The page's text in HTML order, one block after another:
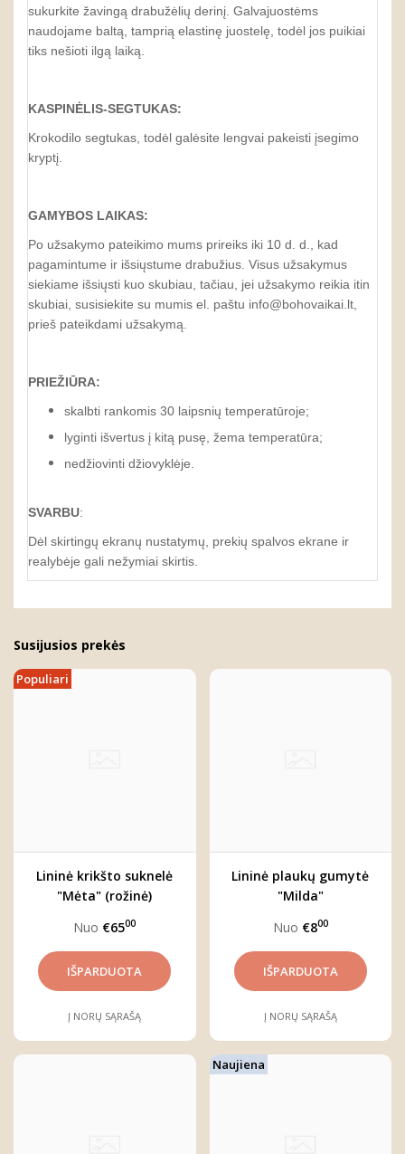
sukurkite žavingą drabužėlių derinį. Galvajuostėms
naudojame baltą, tamprią elastinę juostelę, todėl jos puikiai
tiks nešioti ilgą laiką.
KASPINĖLIS-SEGTUKAS:
Krokodilo segtukas, todėl galėsite lengvai pakeisti įsegimo
kryptį.
GAMYBOS LAIKAS:
Po užsakymo pateikimo mums prireiks iki 10 d. d., kad
pagamintume ir išsiųstume drabužius. Visus užsakymus
siekiame išsiųsti kuo skubiau, tačiau, jei užsakymo reikia itin
skubiai, susisiekite su mumis el. paštu info@bohovaikai.lt,
prieš pateikdami užsakymą.
PRIEŽIŪRA:
skalbti rankomis 30 laipsnių temperatūroje;
lyginti išvertus į kitą pusę, žema temperatūra;
nedžiovinti džiovyklėje.
SVARBU:
Dėl skirtingų ekranų nustatymų, prekių spalvos ekrane ir
realybėje gali nežymiai skirtis.
Susijusios prekės
Populiari
Lininė krikšto suknelė
"Mėta" (rožinė)
Nuo €6500
Į NORŲ SĄRAŠĄ
Lininė plaukų gumytė
"Milda"
Nuo €800
Į NORŲ SĄRAŠĄ
Naujiena